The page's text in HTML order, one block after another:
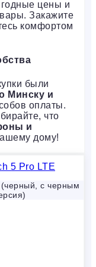
цены и
Закажите
комфортом
были
Минску и
оплаты.
что
и
дому!
с черным